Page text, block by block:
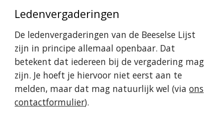
Ledenvergaderingen
De ledenvergaderingen van de Beeselse Lijst
zijn in principe allemaal openbaar. Dat
betekent dat iedereen bij de vergadering mag
zijn. Je hoeft je hiervoor niet eerst aan te
melden, maar dat mag natuurlijk wel (viaons
contactformulier).